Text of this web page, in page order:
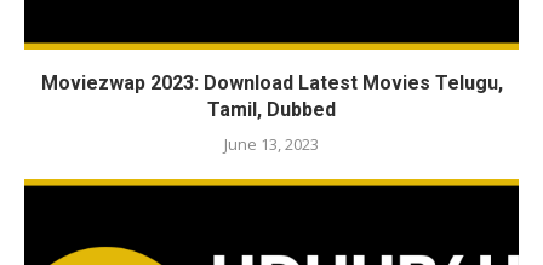
Moviezwap 2023: Download Latest Movies Telugu,
Tamil, Dubbed
June 13, 2023